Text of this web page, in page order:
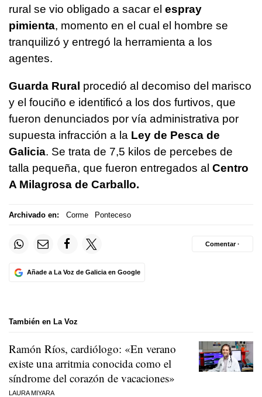
rural se vio obligado a sacar el espray
pimienta, momento en el cual el hombre se
tranquilizó y entregó la herramienta a los
agentes.
Guarda Rural procedió al decomiso del marisco
y el fouciño e identificó a los dos furtivos, que
fueron denunciados por vía administrativa por
supuesta infracción a la Ley de Pesca de
Galicia. Se trata de 7,5 kilos de percebes de
talla pequeña, que fueron entregados al Centro
A Milagrosa de Carballo.
Archivado en: Corme Ponteceso
Añade a La Voz de Galicia en Google
Comentar ·
También en La Voz
Ramón Ríos, cardiólogo: «En verano
existe una arritmia conocida como el
síndrome del corazón de vacaciones»
LAURA MIYARA